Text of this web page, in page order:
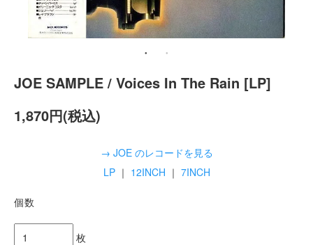
JOE SAMPLE / Voices In The Rain [LP]
1,870円(税込)
→ JOE のレコードを見る
LP｜ 12INCH ｜ 7INCH
個数
枚